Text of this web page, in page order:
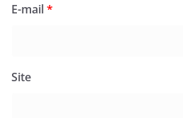
E-mail*
Site